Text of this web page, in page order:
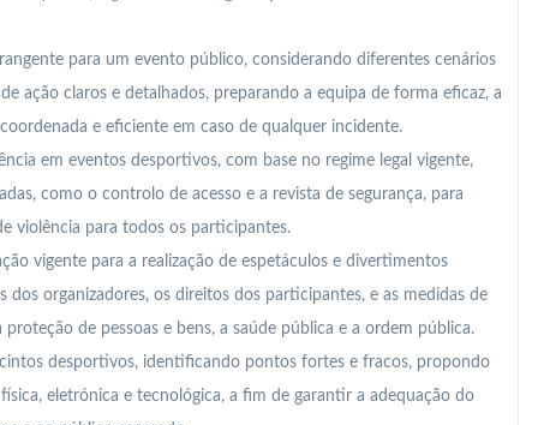
para um evento público, considerando diferentes cenários
ação claros e detalhados, preparando a equipa de forma eficaz, a
e eficiente em caso de qualquer incidente.
em eventos desportivos, com base no regime legal vigente,
como o controlo de acesso e a revista de segurança, para
violência para todos os participantes.
vigente para a realização de espetáculos e divertimentos
dos organizadores, os direitos dos participantes, e as medidas de
de pessoas e bens, a saúde pública e a ordem pública.
desportivos, identificando pontos fortes e fracos, propondo
eletrónica e tecnológica, a fim de garantir a adequação do